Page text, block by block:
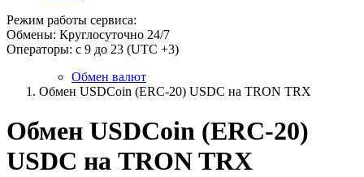
Режим работы сервиса:
Обмены: Круглосуточно 24/7
Операторы: с 9 до 23 (UTC +3)
Обмен валют
Обмен USDCoin (ERC-20) USDC на TRON TRX
Обмен USDCoin (ERC-20)
USDC на TRON TRX